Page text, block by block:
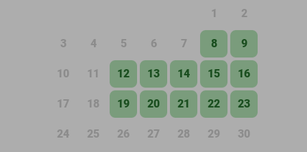
1 2
3 4 5 6 7 8 9
10 11 12 13 14 15 16
17 18 19 20 21 22 23
24 25 26 27 28 29 30